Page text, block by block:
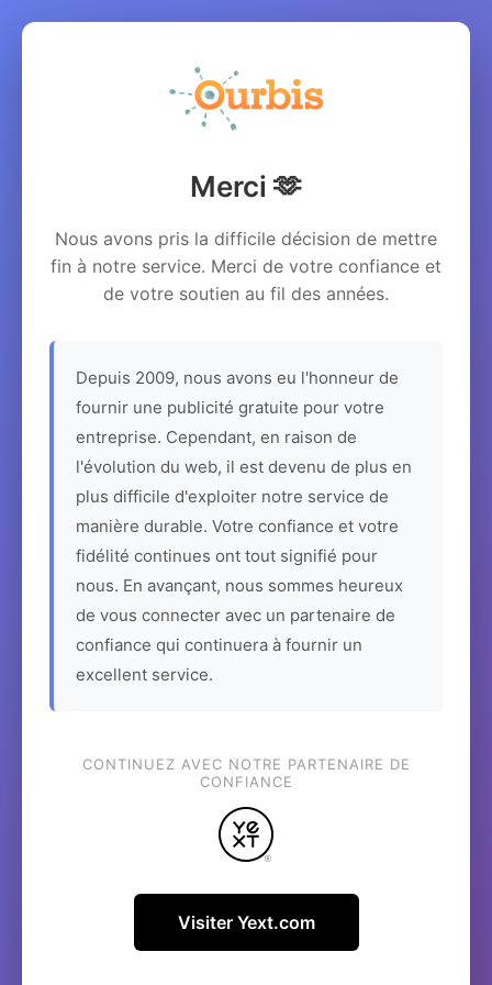
Merci 🫶
Nous avons pris la difficile décision de mettre
fin à notre service. Merci de votre confiance et
de votre soutien au fil des années.
Depuis 2009, nous avons eu l'honneur de
fournir une publicité gratuite pour votre
entreprise. Cependant, en raison de
l'évolution du web, il est devenu de plus en
plus difficile d'exploiter notre service de
manière durable. Votre confiance et votre
fidélité continues ont tout signifié pour
nous. En avançant, nous sommes heureux
de vous connecter avec un partenaire de
confiance qui continuera à fournir un
excellent service.
CONTINUEZ AVEC NOTRE PARTENAIRE DE
CONFIANCE
Visiter Yext.com